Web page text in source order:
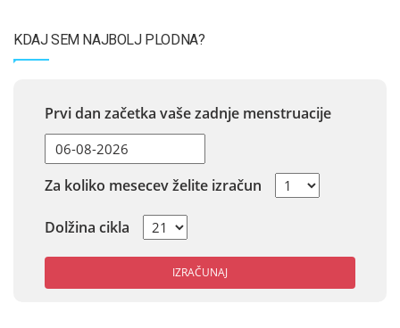
KDAJ SEM NAJBOLJ PLODNA?
Prvi dan začetka vaše zadnje menstruacije
Za koliko mesecev želite izračun
Dolžina cikla
IZRAČUNAJ